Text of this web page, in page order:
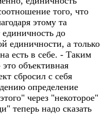
того, что
этому та
до
единичности, а только
есть в себе. - Таким
объективная
сбросил с себя
определение
через "некоторое"
теперь надо сказать